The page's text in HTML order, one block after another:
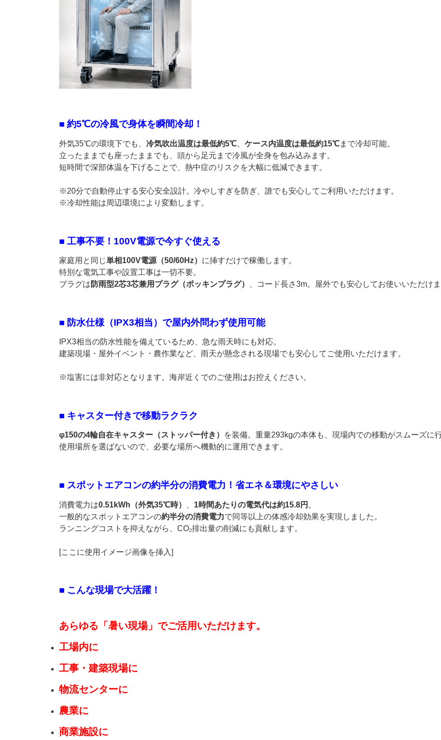
■ 約5℃の冷風で身体を瞬間冷却！
外気35℃の環境下でも、 冷気吹出温度は最低約5℃ ケース内温度は最低約15℃まで冷却可能。
立ったままでも座ったままでも、頭から足元まで冷風が全身を包み込みます。
短時間で深部体温を下げることで、熱中症のリスクを大幅に低減できます。
※20分で自動停止する安心安全設計。冷やしすぎを防ぎ、誰でも安心してご利用いただけます。
※冷却性能は周辺環境により変動します。
■ 工事不要！100V電源で今すぐ使える
家庭用と同じ単相100V電源（50/60Hz） に挿すだけで稼働します。
特別な電気工事や設置工事は一切不要。
プラグは 防雨型2芯3芯兼用プラグ（ポッキンプラグ） 、コード長さ3m。屋外でも安心してお使いいただけ
■ 防水仕様（IPX3相当）で屋内外問わず使用可能
IPX3相当の防水性能を備えているため、急な雨天時にも対応。
建築現場・屋外イベント・農作業など、雨天が懸念される現場でも安心してご使用いただけます。
※塩害には非対応となります。海岸近くでのご使用はお控えください。
■ キャスター付きで移動ラクラク
φ150の4輪自在キャスター（ストッパー付き）
を装備。重量293kgの本体も、現場内での移動がスムーズに
使用場所を選ばないので、必要な場所へ機動的に運用できます。
■ スポットエアコンの約半分の消費電力！省エネ＆環境にやさしい
消費電力は0.51kWh（外気35℃時） 1時間あたりの電気代は約15.8円 。
一般的なスポットエアコンの約半分の消費電力で同等以上の体感冷却効果を実現しました。
ランニングコストを抑えながら、CO₂排出量の削減にも貢献します。
[ここに使用イメージ画像を挿入]
■ こんな現場で大活躍！
あらゆる「暑い現場」でご活用いただけます。
工場内に
工事・建築現場に
物流センターに
農業に
商業施設に